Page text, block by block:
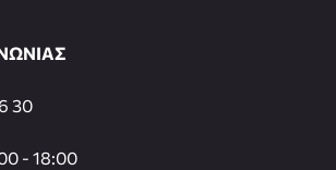
30
- 18:00